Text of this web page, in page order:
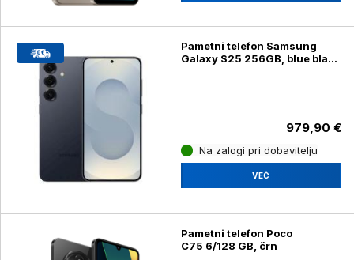
Pametni telefon Samsung
Galaxy S25 256GB, blue black
979,90 €
Na zalogi pri dobavitelju
VEČ
Pametni telefon Poco
C75 6/128 GB, črn